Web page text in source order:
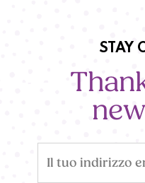
STAY